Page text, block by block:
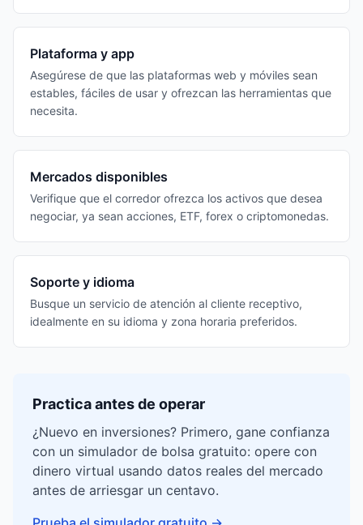
Plataforma y app
Asegúrese de que las plataformas web y móviles sean
estables, fáciles de usar y ofrezcan las herramientas que
necesita.
Mercados disponibles
Verifique que el corredor ofrezca los activos que desea
negociar, ya sean acciones, ETF, forex o criptomonedas.
Soporte y idioma
Busque un servicio de atención al cliente receptivo,
idealmente en su idioma y zona horaria preferidos.
Practica antes de operar
¿Nuevo en inversiones? Primero, gane confianza
con un simulador de bolsa gratuito: opere con
dinero virtual usando datos reales del mercado
antes de arriesgar un centavo.